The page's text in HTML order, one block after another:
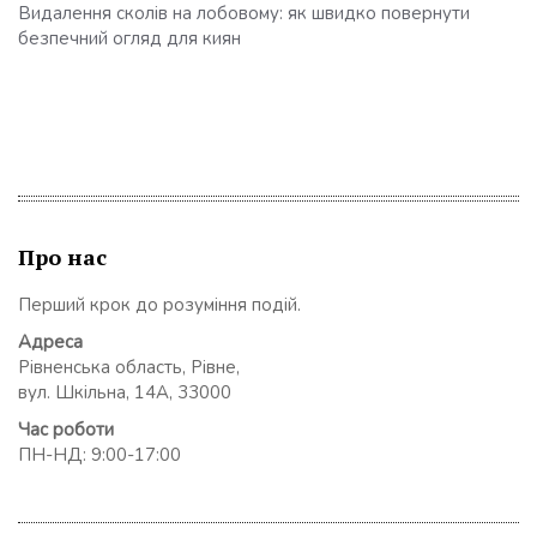
Видалення сколів на лобовому: як швидко повернути
безпечний огляд для киян
Про нас
Перший крок до розуміння подій.
Адреса
Рівненська область, Рівне,
вул. Шкільна, 14А, 33000
Час роботи
ПН-НД: 9:00-17:00